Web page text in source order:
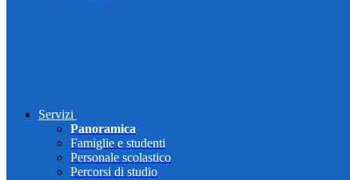
Servizi
Panoramica
Famiglie e studenti
Personale scolastico
Percorsi di studio